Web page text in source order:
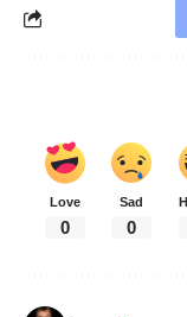
Love
0
Sad
0